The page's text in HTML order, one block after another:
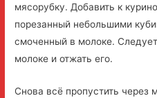
мясорубку. Добавить к
порезанный небольшими
смоченный в молоке.
молоке и отжать его.
Снова всё пропустить через